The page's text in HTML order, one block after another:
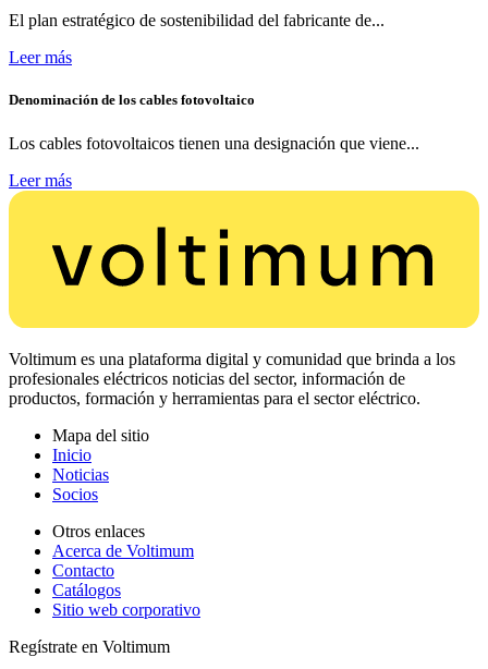
El plan estratégico de sostenibilidad del fabricante de...
Leer más
Denominación de los cables fotovoltaico
Los cables fotovoltaicos tienen una designación que viene...
Leer más
Voltimum es una plataforma digital y comunidad que brinda a los
profesionales eléctricos noticias del sector, información de
productos, formación y herramientas para el sector eléctrico.
Mapa del sitio
Inicio
Noticias
Socios
Otros enlaces
Acerca de Voltimum
Contacto
Catálogos
Sitio web corporativo
Regístrate en Voltimum